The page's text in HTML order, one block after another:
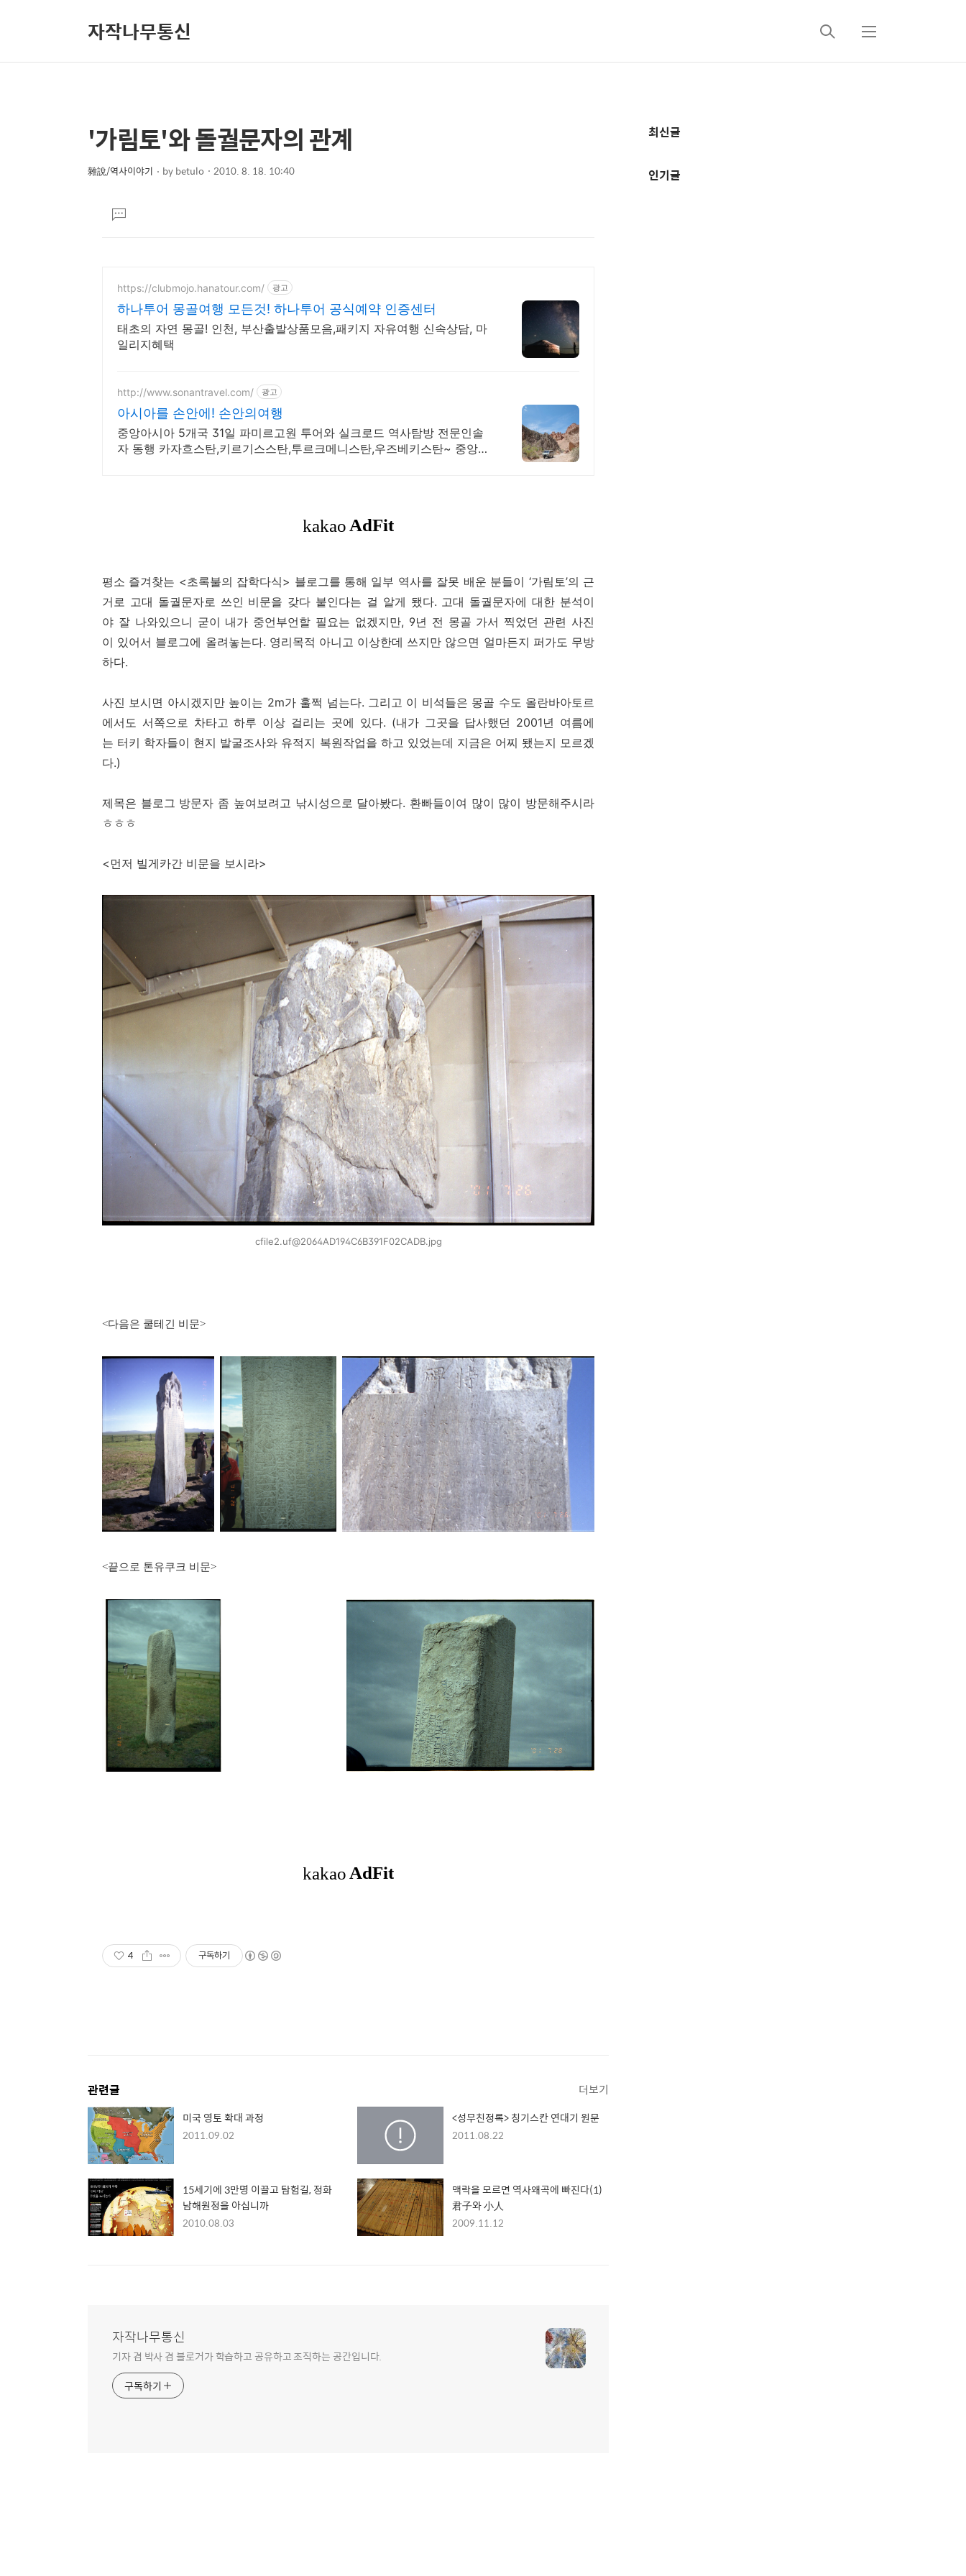
자작나무통신
검
메
상
세
컨
본
문
제
'가림토'와 돌궐문자의 관계
雜說/역사이야기 bybetulo 2010. 8. 18. 10:40
댓
글
https://clubmojo.hanatour.com/ 광고
하나투어 몽골여행 모든것! 하나투어 공식예약 인증센터
태초의 자연 몽골! 인천, 부산출발상품모음,패키지 자유여행 신속상담, 마
일리지혜택
http://www.sonantravel.com/ 광고
아시아를 손안에! 손안의여행
중앙아시아 5개국 31일 파미르고원 투어와 실크로드 역사탐방 전문인솔
자 동행 카자흐스탄,키르기스스탄,투르크메니스탄,우즈베키스탄~ 중앙아
평소 즐겨찾는 <초록불의 잡학다식> 블로그를 통해 일부 역사를 잘못 배운 분들이 ‘가림토’의 근
거로 고대 돌궐문자로 쓰인 비문을 갖다 붙인다는 걸 알게 됐다. 고대 돌궐문자에 대한 분석이
야 잘 나와있으니 굳이 내가 중언부언할 필요는 없겠지만, 9년 전 몽골 가서 찍었던 관련 사진
이 있어서 블로그에 올려놓는다. 영리목적 아니고 이상한데 쓰지만 않으면 얼마든지 퍼가도 무방
하다.
사진 보시면 아시겠지만 높이는 2m가 훌쩍 넘는다. 그리고 이 비석들은 몽골 수도 올란바아토르
에서도 서쪽으로 차타고 하루 이상 걸리는 곳에 있다. (내가 그곳을 답사했던 2001년 여름에
는 터키 학자들이 현지 발굴조사와 유적지 복원작업을 하고 있었는데 지금은 어찌 됐는지 모르겠
다.)
제목은 블로그 방문자 좀 높여보려고 낚시성으로 달아봤다. 환빠들이여 많이 많이 방문해주시라
ㅎㅎㅎ
<먼저 빌게카간 비문을 보시라>
cfile2.uf@2064AD194C6B391F02CADB.jpg
<다음은 쿨테긴 비문>
<끝으로 톤유쿠크 비문>
4 구독하기
관련글 더보기
미국 영토 확대 과정
2011.09.02
<성무친정록> 칭기스칸 연대기 원문
2011.08.22
15세기에 3만명 이끌고 탐험길, 정화
남해원정을 아십니까
2010.08.03
맥락을 모르면 역사왜곡에 빠진다(1)
君子와 小人
2009.11.12
자작나무통신
기자 겸 박사 겸 블로거가 학습하고 공유하고 조직하는 공간입니다.
구독하기
추
정
최신글
인기글